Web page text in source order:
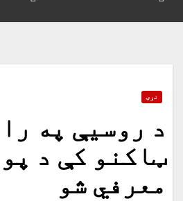
نړۍ
د روسیې په
ټاکنو کې د
معرفي شو